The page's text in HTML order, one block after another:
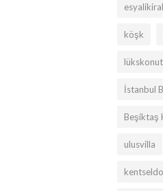
köşk
İstanbul
Beşiktaş
ulusvilla